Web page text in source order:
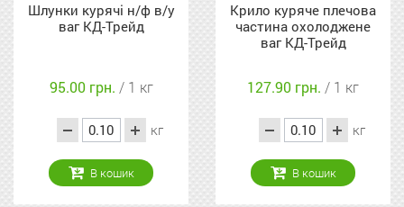
Шлунки курячі н/ф в/у
ваг КД-Трейд
95.00 грн. / 1 кг
кг
В кошик
Крило куряче плечова
частина охолоджене
ваг КД-Трейд
127.90 грн. / 1 кг
кг
В кошик